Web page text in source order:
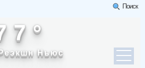
Поиск
7 °
Ньюс